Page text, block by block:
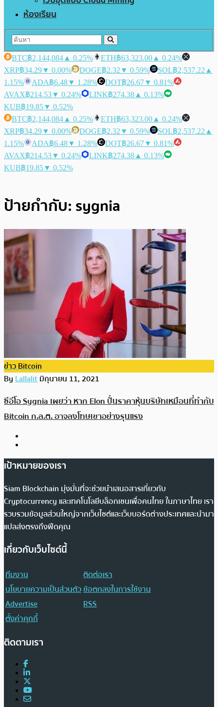
ห้องเรียน
BTC฿2,144,084 ▲ 0.25% ETH฿63,323.00 ▲ 0.24%
XRP฿34.29▼ 0.00% DOGE฿2.32 ▼ 0.59% SOL฿2,537.22 ▲
1.15%
ADA฿6.48▼ 1.28% DOT฿26.67▼ 0.81%
AVAX฿214.53▼ 0.24% LINK฿274.38 ▲ 0.13%
KUB฿19.85▼ 0.52%
BTC฿2,144,084 ▲ 0.25% ETH฿63,323.00 ▲ 0.24%
XRP฿34.29▼ 0.00% DOGE฿2.32 ▼ 0.59% SOL฿2,537.22 ▲
1.15%
ADA฿6.48▼ 1.28% DOT฿26.67▼ 0.81%
AVAX฿214.53▼ 0.24% LINK฿274.38 ▲ 0.13%
KUB฿19.85▼ 0.52%
ป้ายกำกับ: sygnia
ข่าว Bitcoin
ByLallalitมิถุนายน 11, 2021
ซีอีโอ Sygnia เผยว่า หาก Elon ปั่นราคาหุ้นบริษัทเหมือนที่ทำกับ
Bitcoin ก.ล.ต. อาจลงโทษเขาอย่างรุนแรง
เป้าหมายของเรา
Siam Blockchain มุ่งมั่นที่จะช่วยนำเสนอสารเกี่ยวกับ
Cryptocurrency และเทคโนโลยีบล็อกเชนเพื่อคนไทย ในภาษาไทย เรา
รวบรวมข้อมูลส่วนใหญ่จากเว็บไซต์และเว็บบอร์ดต่างประเทศและนำมา
แปลส่งตรงถึงฟีดคุณ
เกี่ยวกับเว็บไซต์นี้
ทีมงาน
ติดต่อเรา
นโยบายความเป็นส่วนตัวข้อตกลงในการใช้งาน
Advertise
RSS
ตั้งค่าคุกกี้
ติดตามเรา